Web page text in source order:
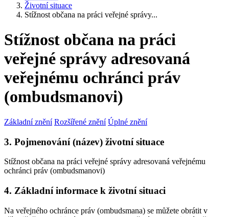
Životní situace
Stížnost občana na práci veřejné správy...
Stížnost občana na práci
veřejné správy adresovaná
veřejnému ochránci práv
(ombudsmanovi)
Základní znění Rozšířené znění Úplné znění
3. Pojmenování (název) životní situace
Stížnost občana na práci veřejné správy adresovaná veřejnému
ochránci práv (ombudsmanovi)
4. Základní informace k životní situaci
Na veřejného ochránce práv (ombudsmana) se můžete obrátit v